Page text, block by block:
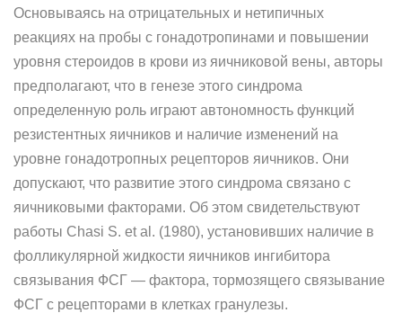
Основываясь на отрицательных и нетипичных
реакциях на про­бы с гонадотропинами и повышении
уровня стероидов в крови из яичниковой вены, авторы
предполагают, что в генезе этого синдро­ма
определенную роль играют автономность функций
резистентных яичников и наличие изменений на
уровне гонадотропных рецепто­ров яичников. Они
допускают, что развитие этого синдрома связано с
яичниковыми факторами. Об этом свидетельствуют
работы Chasi S. et al. (1980), установивших наличие в
фолликулярной жид­кости яичников ингибитора
связывания ФСГ — фактора, тормозя­щего связывание
ФСГ с рецепторами в клетках гранулезы.